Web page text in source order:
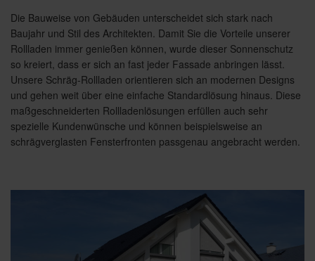
Die Bauweise von Gebäuden unterscheidet sich stark nach
Baujahr und Stil des Architekten. Damit Sie die Vorteile unserer
Rollladen immer genießen können, wurde dieser Sonnenschutz
so kreiert, dass er sich an fast jeder Fassade anbringen lässt.
Unsere Schräg-Rollladen orientieren sich an modernen Designs
und gehen weit über eine einfache Standardlösung hinaus. Diese
maßgeschneiderten Rollladenlösungen erfüllen auch sehr
spezielle Kundenwünsche und können beispielsweise an
schrägverglasten Fensterfronten passgenau angebracht werden.